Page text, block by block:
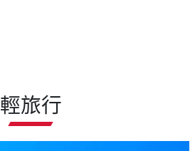
輕旅行